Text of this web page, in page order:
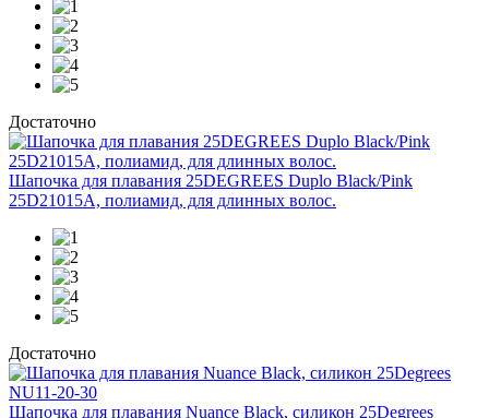
Достаточно
Шапочка для плавания 25DEGREES Duplo Black/Pink
25D21015A, полиамид, для длинных волос.
Достаточно
Шапочка для плавания Nuance Black, силикон 25Degrees